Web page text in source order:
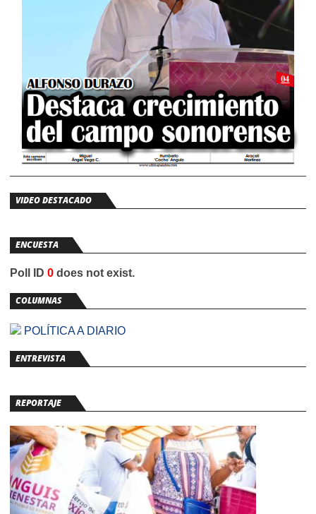
VIDEO DESTACADO
ENCUESTA
Poll ID 0 does not exist.
COLUMNAS
POLÍTICA A DIARIO
ENTREVISTA
REPORTAJE